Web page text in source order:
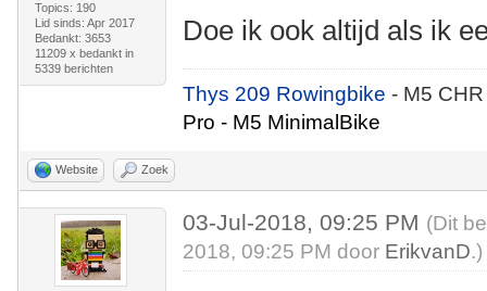
Topics: 190
Lid sinds: Apr 2017
Bedankt: 3653
11209 x bedankt in
5339 berichten
Doe ik ook altijd als ik
Thys 209 Rowingbike- M5
Pro - M5 MinimalBike
Website Zoek
03-Jul-2018, 09:25 PM (Dit
2018, 09:25 PM door ErikvanD.)